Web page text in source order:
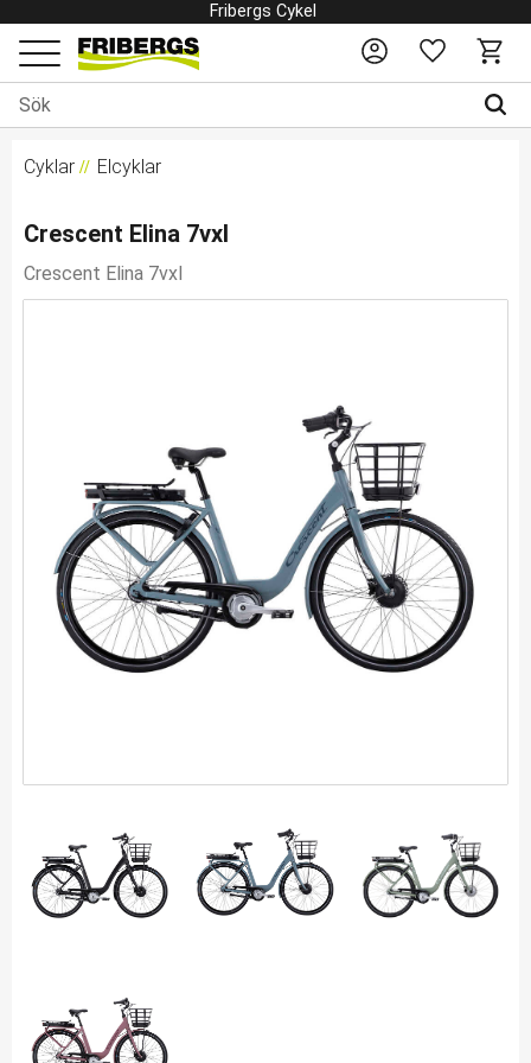
Meny
Fribergs Cykel
Favoriter
Cyklar Elcyklar
Crescent Elina 7vxl
Crescent Elina 7vxl